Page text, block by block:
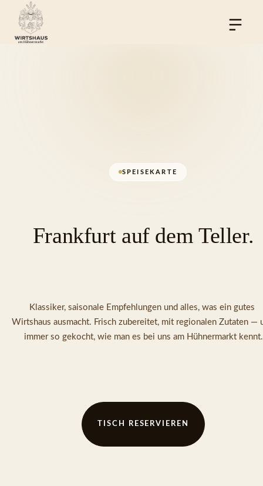
SPEISEKARTE
Frankfurt auf dem Teller.
Klassiker, saisonale Empfehlungen und alles, was ein gutes
Wirtshaus ausmacht. Frisch zubereitet, mit regionalen Zutaten —
immer so gekocht, wie man es bei uns am Hühnermarkt kennt.
TISCH RESERVIEREN